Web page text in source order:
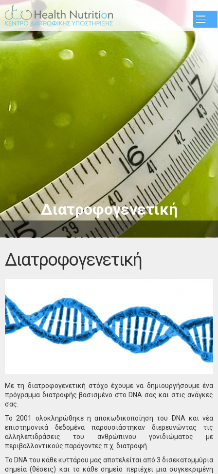
προς το
κυρίως
περιεχόμενο
Διατροφογενετική
Διατροφογενετική
Με τη διατροφογενετική στόχο έχουμε να δημιουργήσουμε ένα
πρόγραμμα διατροφής βασισμένο στο DNA σας και στις ανάγκες
σας.
Το 2001 ολοκληρώθηκε η αποκωδικοποίηση του DNA και νέα
επιστημονικά δεδομένα παρουσιάστηκαν διερευνώντας τις
αλληλεπιδράσεις του ανθρώπινου γονιδιώματος με
περιβαλλοντικούς παράγοντες π.χ. διατροφή.
Το DNA του κάθε κυττάρου μας αποτελείται από 3 δισεκατομμύρια
σημεία (θέσεις) και το κάθε σημείο περιέχει μια συγκεκριμένη